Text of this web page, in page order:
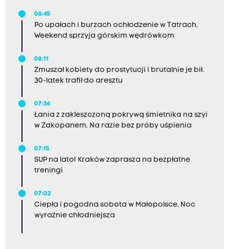
08:45
Po upałach i burzach ochłodzenie w Tatrach.
Weekend sprzyja górskim wędrówkom
08:11
Zmuszał kobiety do prostytucji i brutalnie je bił.
30-latek trafił do aresztu
07:36
Łania z zakleszczoną pokrywą śmietnika na szyi
w Zakopanem. Na razie bez próby uśpienia
07:15
SUP na lato! Kraków zaprasza na bezpłatne
treningi
07:02
Ciepła i pogodna sobota w Małopolsce. Noc
wyraźnie chłodniejsza